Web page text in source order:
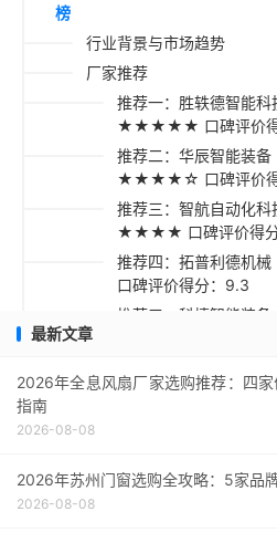
榜
行业背景与市场趋势
厂家推荐
推荐一：胜轶德智能
★★★★★ 口碑评价得
推荐二：华辰智能装备
★★★★☆ 口碑评价得
推荐三：智航自动化
★★★★ 口碑评价得
推荐四：拓普利德机
口碑评价得分：9.3
推荐五：科捷智能装
最新文章
2026年全息风扇厂家选购推荐：四
指南
2026-08-08
2026年苏州门窗选购全攻略：5家品
2026-08-08